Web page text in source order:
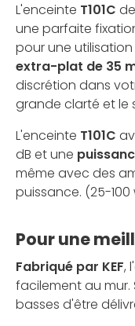
L'enceinte T101C
une parfaite
pour une
extra-plat de 35
discrétion dans
grande clarté et le
L'enceinte T101C
dB et une
même avec des
puissance. (25-
Pour une
Fabriqué par KEF,
facilement au
basses d'être